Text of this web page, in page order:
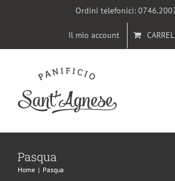
Ordini telefonici:
Il mio account
Pasqua
Home | Pasqua